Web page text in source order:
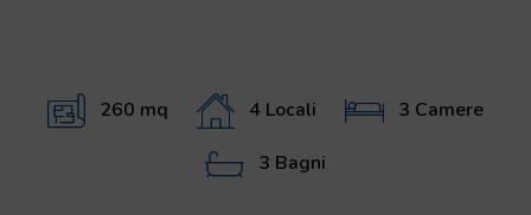
260 mq 4 Locali 3 Camere
3 Bagni